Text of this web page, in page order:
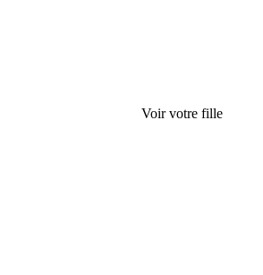
Voir votre fille